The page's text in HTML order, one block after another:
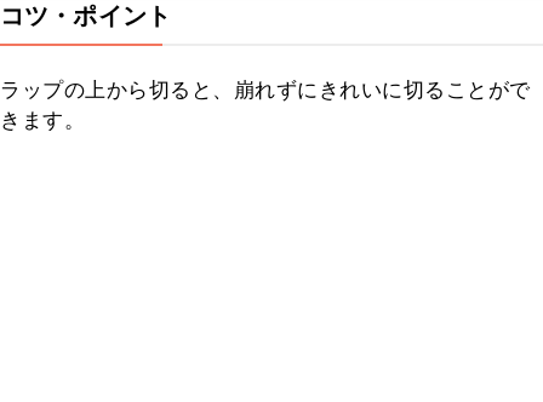
コツ・ポイント
ラップの上から切ると、崩れずにきれいに切ることがで
きます。